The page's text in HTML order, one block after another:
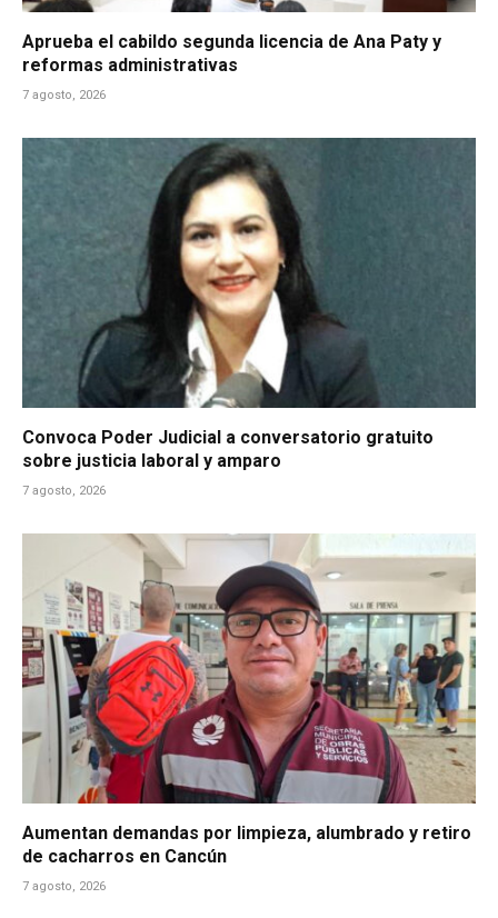
Aprueba el cabildo segunda licencia de Ana Paty y
reformas administrativas
7 agosto, 2026
Convoca Poder Judicial a conversatorio gratuito
sobre justicia laboral y amparo
7 agosto, 2026
Aumentan demandas por limpieza, alumbrado y retiro
de cacharros en Cancún
7 agosto, 2026